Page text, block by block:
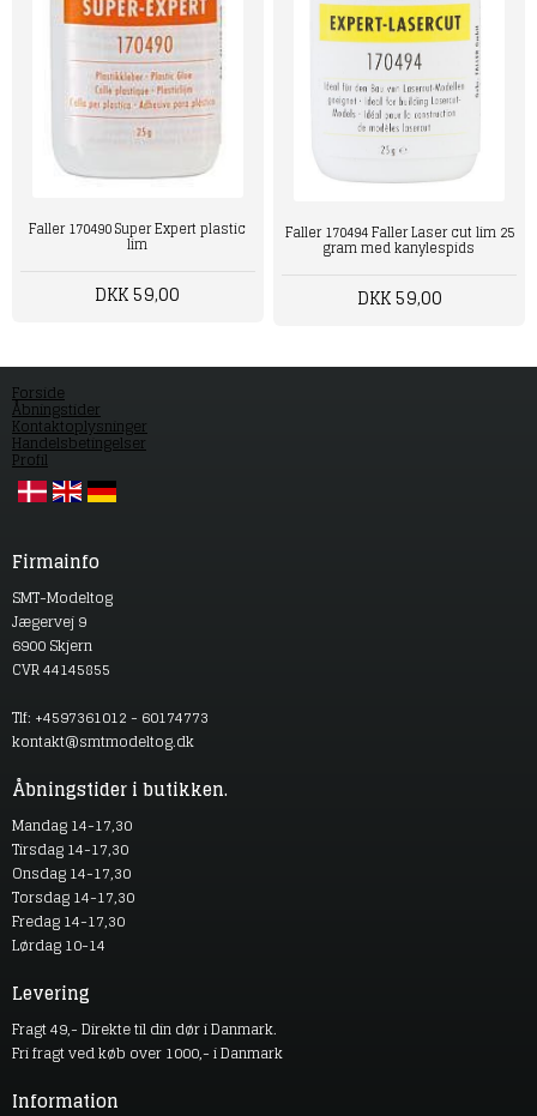
Faller 170490 Super Expert plastic
lim
DKK 59,00
Faller 170494 Faller Laser cut lim 25
gram med kanylespids
DKK 59,00
Forside
Åbningstider
Kontaktoplysninger
Handelsbetingelser
Profil
Firmainfo
SMT-Modeltog
Jægervej 9
6900 Skjern
CVR 44145855
Tlf: +4597361012 - 60174773
kontakt@smtmodeltog.dk
Åbningstider i butikken.
Mandag 14-17,30
Tirsdag 14-17,30
Onsdag 14-17,30
Torsdag 14-17,30
Fredag 14-17,30
Lørdag 10-14
Levering
Fragt 49,- Direkte til din dør i Danmark.
Fri fragt ved køb over 1000,- i Danmark
Information